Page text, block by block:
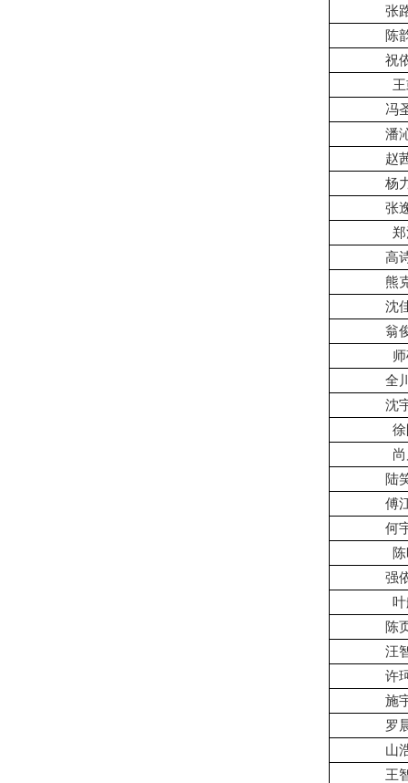
张
陈
祝
冯
潘
赵
杨
张
高
熊
沈
翁
全
沈
陆
傅
何
强
陈
汪
许
施
罗
山
王